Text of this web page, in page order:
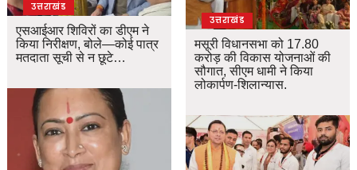
उत्तराखंड
एसआईआर शिविरों का डीएम ने
किया निरीक्षण, बोले—कोई पात्र
मतदाता सूची से न छूटे…
उत्तराखंड
मसूरी विधानसभा को 17.80
करोड़ की विकास योजनाओं की
सौगात, सीएम धामी ने किया
लोकार्पण-शिलान्यास.